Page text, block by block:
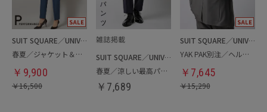
SUIT SQUARE／UNIVERSAL LANGUAGE／WHITE
春夏／ジャケット＆パンツセットアップ／洗濯ネット付き
￥ 9,900
￥16,500
SUIT SQUARE／UNIVERSAL LANGUAGE
春夏／涼しい最高パンツ
￥ 7,689
SUIT SQUARE／UNIVERSAL LANGUAGE
YAK PAK別注／ヘルメットバッグ
￥ 7,645
￥15,290